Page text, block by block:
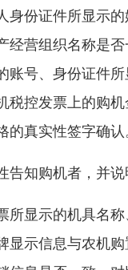
份证件所显示
经营组织名称是
账号、身份证件
税控发票上的购
真实性签字确
知购机者，并说
所显示的机具名
示信息与农机